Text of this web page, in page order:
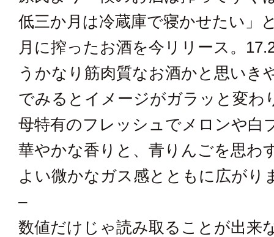
低三か月は冷蔵庫で寝かせたい」
月に搾ったお酒を今リリース。
うかなり筋肉質なお酒かと思いき
でみるとイメージがガラッと変わ
母特有のフレッシュでメロンや白
華やかな香りと、青りんごを思わ
よい微かなガス感とともに広がり
–
数値だけじゃ読み取ることが出来